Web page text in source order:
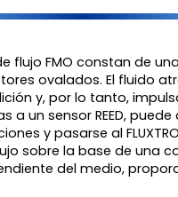
flujo FMO constan de
ovalados. El fluido
y, por lo tanto,
a un sensor REED,
y pasarse al
sobre la base de una
del medio,